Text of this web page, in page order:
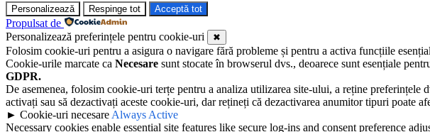
Personalizează Respinge tot Acceptă tot
Propulsat de
Personalizează preferințele pentru cookie-uri
✖
Folosim cookie-uri pentru a asigura o navigare fără probleme și pentru a activa funcțiile
Cookie-urile marcate ca Necesare sunt stocate în browserul dvs., deoarece sunt esențiale
GDPR.
De asemenea, folosim cookie-uri terțe pentru a analiza utilizarea site-ului, a reține
activați sau să dezactivați aceste cookie-uri, dar rețineți că dezactivarea anumitor tipuri poate
► Cookie-uri necesare Always Active
Necessary cookies enable essential site features like secure log-ins and consent preference